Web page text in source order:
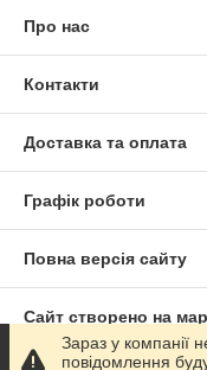
Про нас
Контакти
Доставка та оплата
Графік роботи
Повна версія сайту
Сайт створено на
Зараз у компанії
повідомлення